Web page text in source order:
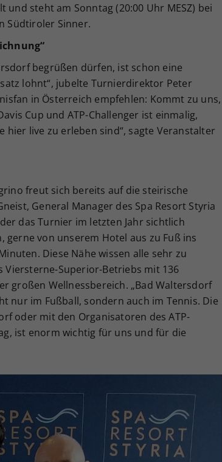
steht am Sonntag (20:00 Uhr MESZ) bei
Südtiroler Sinner.
begrüßen dürfen, ist schon eine
lohnt“, jubelte Turnierdirektor Peter
in Österreich empfehlen: Kommt zu uns,
Cup und ATP-Challenger ist einmalig,
hier live zu erleben sind“, sagte Veranstalter
freut sich bereits auf die steirische
General Manager des Spa Resort Styria
das Turnier im letzten Jahr sichtlich
gerne von unserem Hotel aus zu Fuß ins
Diese Nähe wissen alle sehr zu
Viersterne-Superior-Betriebs mit 136
großen Wellnessbereich. „Bad Waltersdorf
nur im Fußball, sondern auch im Tennis. Die
oder mit den Organisatoren des ATP-
ist enorm wichtig für uns und für die